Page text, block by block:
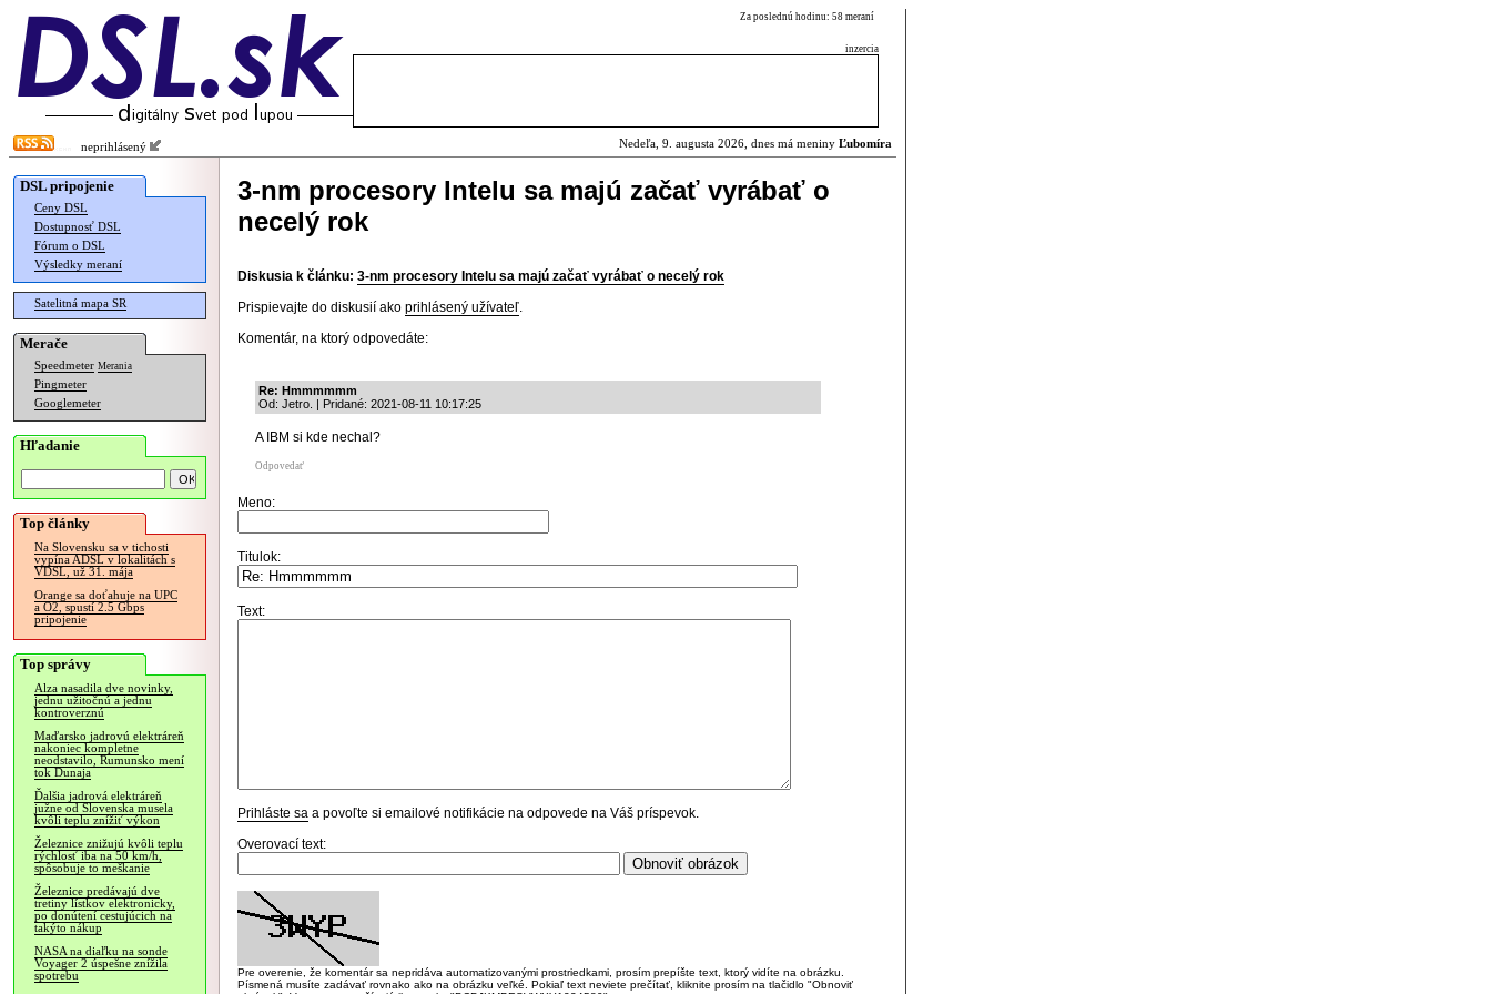
Za poslednú hodinu: 58 meraní
inzercia
neprihlásený Nedeľa, 9. augusta 2026, dnes má meniny Ľubomíra
DSL pripojenie
Ceny DSL
Dostupnosť DSL
Fórum o DSL
Výsledky meraní
Satelitná mapa SR
Merače
Speedmeter Merania
Pingmeter
Googlemeter
Hľadanie
Top články
Na Slovensku sa v tichosti
vypína ADSL v lokalitách s
VDSL, už 31. mája
Orange sa doťahuje na UPC
a O2, spustí 2.5 Gbps
pripojenie
Top správy
Alza nasadila dve novinky,
jednu užitočnú a jednu
kontroverznú
Maďarsko jadrovú elektráreň
nakoniec kompletne
neodstavilo, Rumunsko mení
tok Dunaja
Ďalšia jadrová elektráreň
južne od Slovenska musela
kvôli teplu znížiť výkon
Železnice znižujú kvôli teplu
rýchlosť iba na 50 km/h,
spôsobuje to meškanie
Železnice predávajú dve
tretiny lístkov elektronicky,
po donútení cestujúcich na
takýto nákup
NASA na diaľku na sonde
Voyager 2 úspešne znížila
spotrebu
3-nm procesory Intelu sa majú začať vyrábať o
necelý rok
Diskusia k článku: 3-nm procesory Intelu sa majú začať vyrábať o necelý rok
Prispievajte do diskusií ako prihlásený užívateľ.
Komentár, na ktorý odpovedáte:
Re: Hmmmmmm
Od: Jetro. | Pridané: 2021-08-11 10:17:25
A IBM si kde nechal?
Odpovedať
Meno:
Titulok:
Text:
Prihláste sa a povoľte si emailové notifikácie na odpovede na Váš príspevok.
Overovací text:
Pre overenie, že komentár sa nepridáva automatizovanými prostriedkami, prosím prepíšte text, ktorý vidíte na obrázku.
Písmená musíte zadávať rovnako ako na obrázku veľké. Pokiaľ text neviete prečítať, kliknite prosím na tlačidlo "Obnoviť